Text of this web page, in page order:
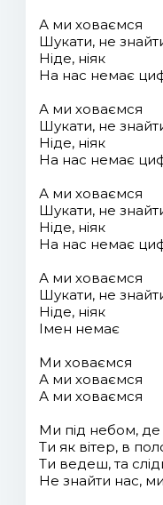
А ми ховаємся
Шукати, не
Ніде, ніяк
На нас немає
А ми ховаємся
Шукати, не
Ніде, ніяк
На нас немає
А ми ховаємся
Шукати, не
Ніде, ніяк
На нас немає
А ми ховаємся
Шукати, не
Ніде, ніяк
Імен немає
Ми ховаємся
А ми ховаємся
А ми ховаємся
Ми під небом, де
Ти як вітер, в
Ти ведеш, та
Не знайти нас, ми